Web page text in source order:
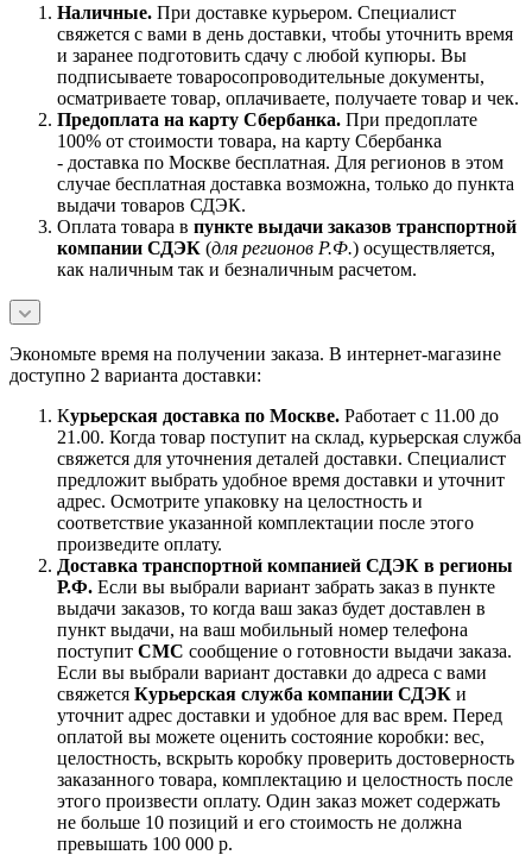
Наличные. При доставке курьером. Специалист
свяжется с вами в день доставки, чтобы уточнить время
и заранее подготовить сдачу с любой купюры. Вы
подписываете товаросопроводительные документы,
осматриваете товар, оплачиваете, получаете товар и чек.
Предоплата на карту Сбербанка. При предоплате
100% от стоимости товара, на карту Сбербанка
- доставка по Москве бесплатная. Для регионов в этом
случае бесплатная доставка возможна, только до пункта
выдачи товаров СДЭК.
Оплата товара в пункте выдачи заказов транспортной
компании СДЭК (для регионов Р.Ф.) осуществляется,
как наличным так и безналичным расчетом.
Экономьте время на получении заказа. В интернет-магазине
доступно 2 варианта доставки:
Курьерская доставка по Москве. Работает с 11.00 до
21.00. Когда товар поступит на склад, курьерская служба
свяжется для уточнения деталей доставки. Специалист
предложит выбрать удобное время доставки и уточнит
адрес. Осмотрите упаковку на целостность и
соответствие указанной комплектации после этого
произведите оплату.
Доставка транспортной компанией СДЭК в регионы
Р.Ф. Если вы выбрали вариант забрать заказ в пункте
выдачи заказов, то когда ваш заказ будет доставлен в
пункт выдачи, на ваш мобильный номер телефона
поступит СМС сообщение о готовности выдачи заказа.
Если вы выбрали вариант доставки до адреса с вами
свяжется Курьерская служба компании СДЭК и
уточнит адрес доставки и удобное для вас врем. Перед
оплатой вы можете оценить состояние коробки: вес,
целостность, вскрыть коробку проверить достоверность
заказанного товара, комплектацию и целостность после
этого произвести оплату. Один заказ может содержать
не больше 10 позиций и его стоимость не должна
превышать 100 000 р.